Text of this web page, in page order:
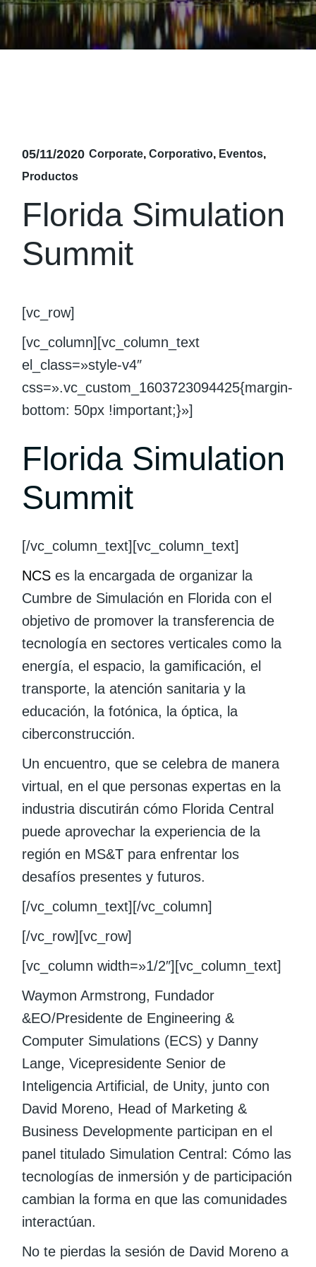
05/11/2020 Corporate Corporativo
Eventos
Productos
Florida Simulation
Summit
[vc_row]
[vc_column][vc_column_text
el_class=»style-v4″
css=».vc_custom_1603723094425{margin-
bottom: 50px !important;}»]
Florida Simulation
Summit
[/vc_column_text][vc_column_text]
NCS es la encargada de organizar la
Cumbre de Simulación en Florida con el
objetivo de promover la transferencia de
tecnología en sectores verticales como la
energía, el espacio, la gamificación, el
transporte, la atención sanitaria y la
educación, la fotónica, la óptica, la
ciberconstrucción.
Un encuentro, que se celebra de manera
virtual, en el que personas expertas en la
industria discutirán cómo Florida Central
puede aprovechar la experiencia de la
región en MS&T para enfrentar los
desafíos presentes y futuros.
[/vc_column_text][/vc_column]
[/vc_row][vc_row]
[vc_column width=»1/2″][vc_column_text]
Waymon Armstrong, Fundador
&EO/Presidente de Engineering &
Computer Simulations (ECS) y Danny
Lange, Vicepresidente Senior de
Inteligencia Artificial, de Unity, junto con
David Moreno, Head of Marketing &
Business Developmente participan en el
panel titulado Simulation Central: Cómo las
tecnologías de inmersión y de participación
cambian la forma en que las comunidades
interactúan.
No te pierdas la sesión de David Moreno a